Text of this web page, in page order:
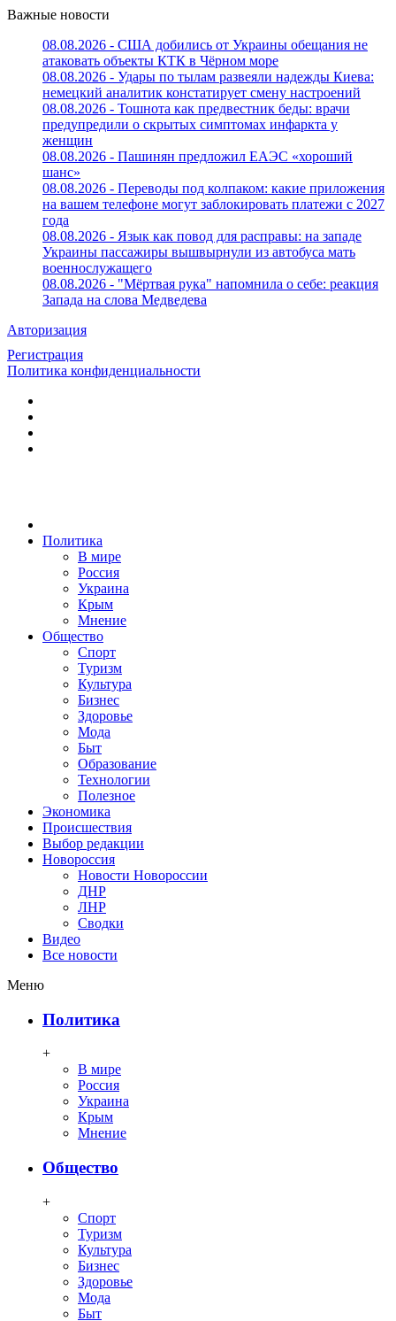
Важные новости
08.08.2026 - США добились от Украины обещания не
атаковать объекты КТК в Чёрном море
08.08.2026 - Удары по тылам развеяли надежды Киева:
немецкий аналитик констатирует смену настроений
08.08.2026 - Тошнота как предвестник беды: врачи
предупредили о скрытых симптомах инфаркта у
женщин
08.08.2026 - Пашинян предложил ЕАЭС «хороший
шанс»
08.08.2026 - Переводы под колпаком: какие приложения
на вашем телефоне могут заблокировать платежи с 2027
года
08.08.2026 - Язык как повод для расправы: на западе
Украины пассажиры вышвырнули из автобуса мать
военнослужащего
08.08.2026 - "Мёртвая рука" напомнила о себе: реакция
Запада на слова Медведева
Авторизация
Регистрация
Политика конфиденциальности
Политика
В мире
Россия
Украина
Крым
Мнение
Общество
Спорт
Туризм
Культура
Бизнес
Здоровье
Мода
Быт
Образование
Технологии
Полезное
Экономика
Происшествия
Выбор редакции
Новороссия
Новости Новороссии
ДНР
ЛНР
Сводки
Видео
Все новости
Меню
Политика
+
В мире
Россия
Украина
Крым
Мнение
Общество
+
Спорт
Туризм
Культура
Бизнес
Здоровье
Мода
Быт